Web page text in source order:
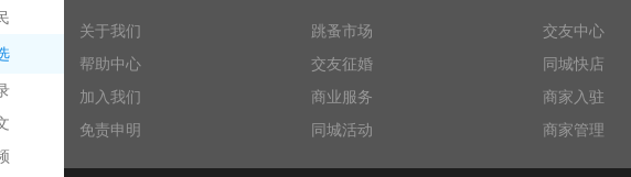
台
关于我们
帮助中心
加入我们
免责申明
跳蚤市场
交友征婚
商业服务
同城活动
交友中心
同城快店
商家入驻
商家管理